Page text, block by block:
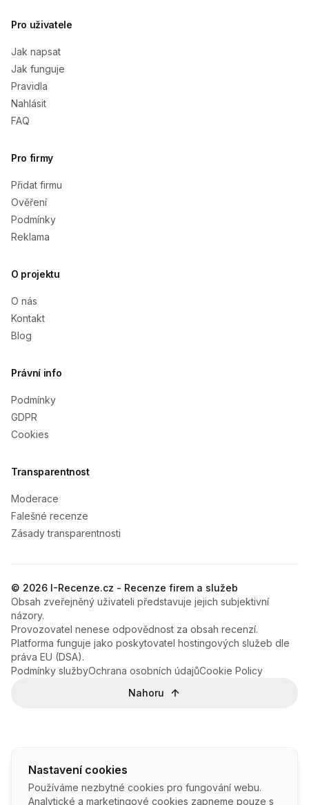
Nastavení cookies
Používáme nezbytné cookies pro fungování webu.
Analytické a marketingové cookies zapneme pouze s
Pro uživatele
Jak napsat
Jak funguje
Pravidla
Nahlásit
FAQ
Pro firmy
Přidat firmu
Ověření
Podmínky
Reklama
O projektu
O nás
Kontakt
Blog
Právní info
Podmínky
GDPR
Cookies
Transparentnost
Moderace
Falešné recenze
Zásady transparentnosti
© 2026 I-Recenze.cz - Recenze firem a služeb
Obsah zveřejněný uživateli představuje jejich subjektivní
názory.
Provozovatel nenese odpovědnost za obsah recenzí.
Platforma funguje jako poskytovatel hostingových služeb dle
práva EU (DSA).
Podmínky službyOchrana osobních údajůCookie Policy
Nahoru